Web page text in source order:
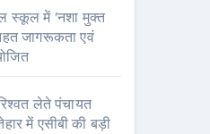
स्कूल में ‘नशा मुक्त
जागरूकता एवं
लेते पंचायत
में एसीबी की बड़ी